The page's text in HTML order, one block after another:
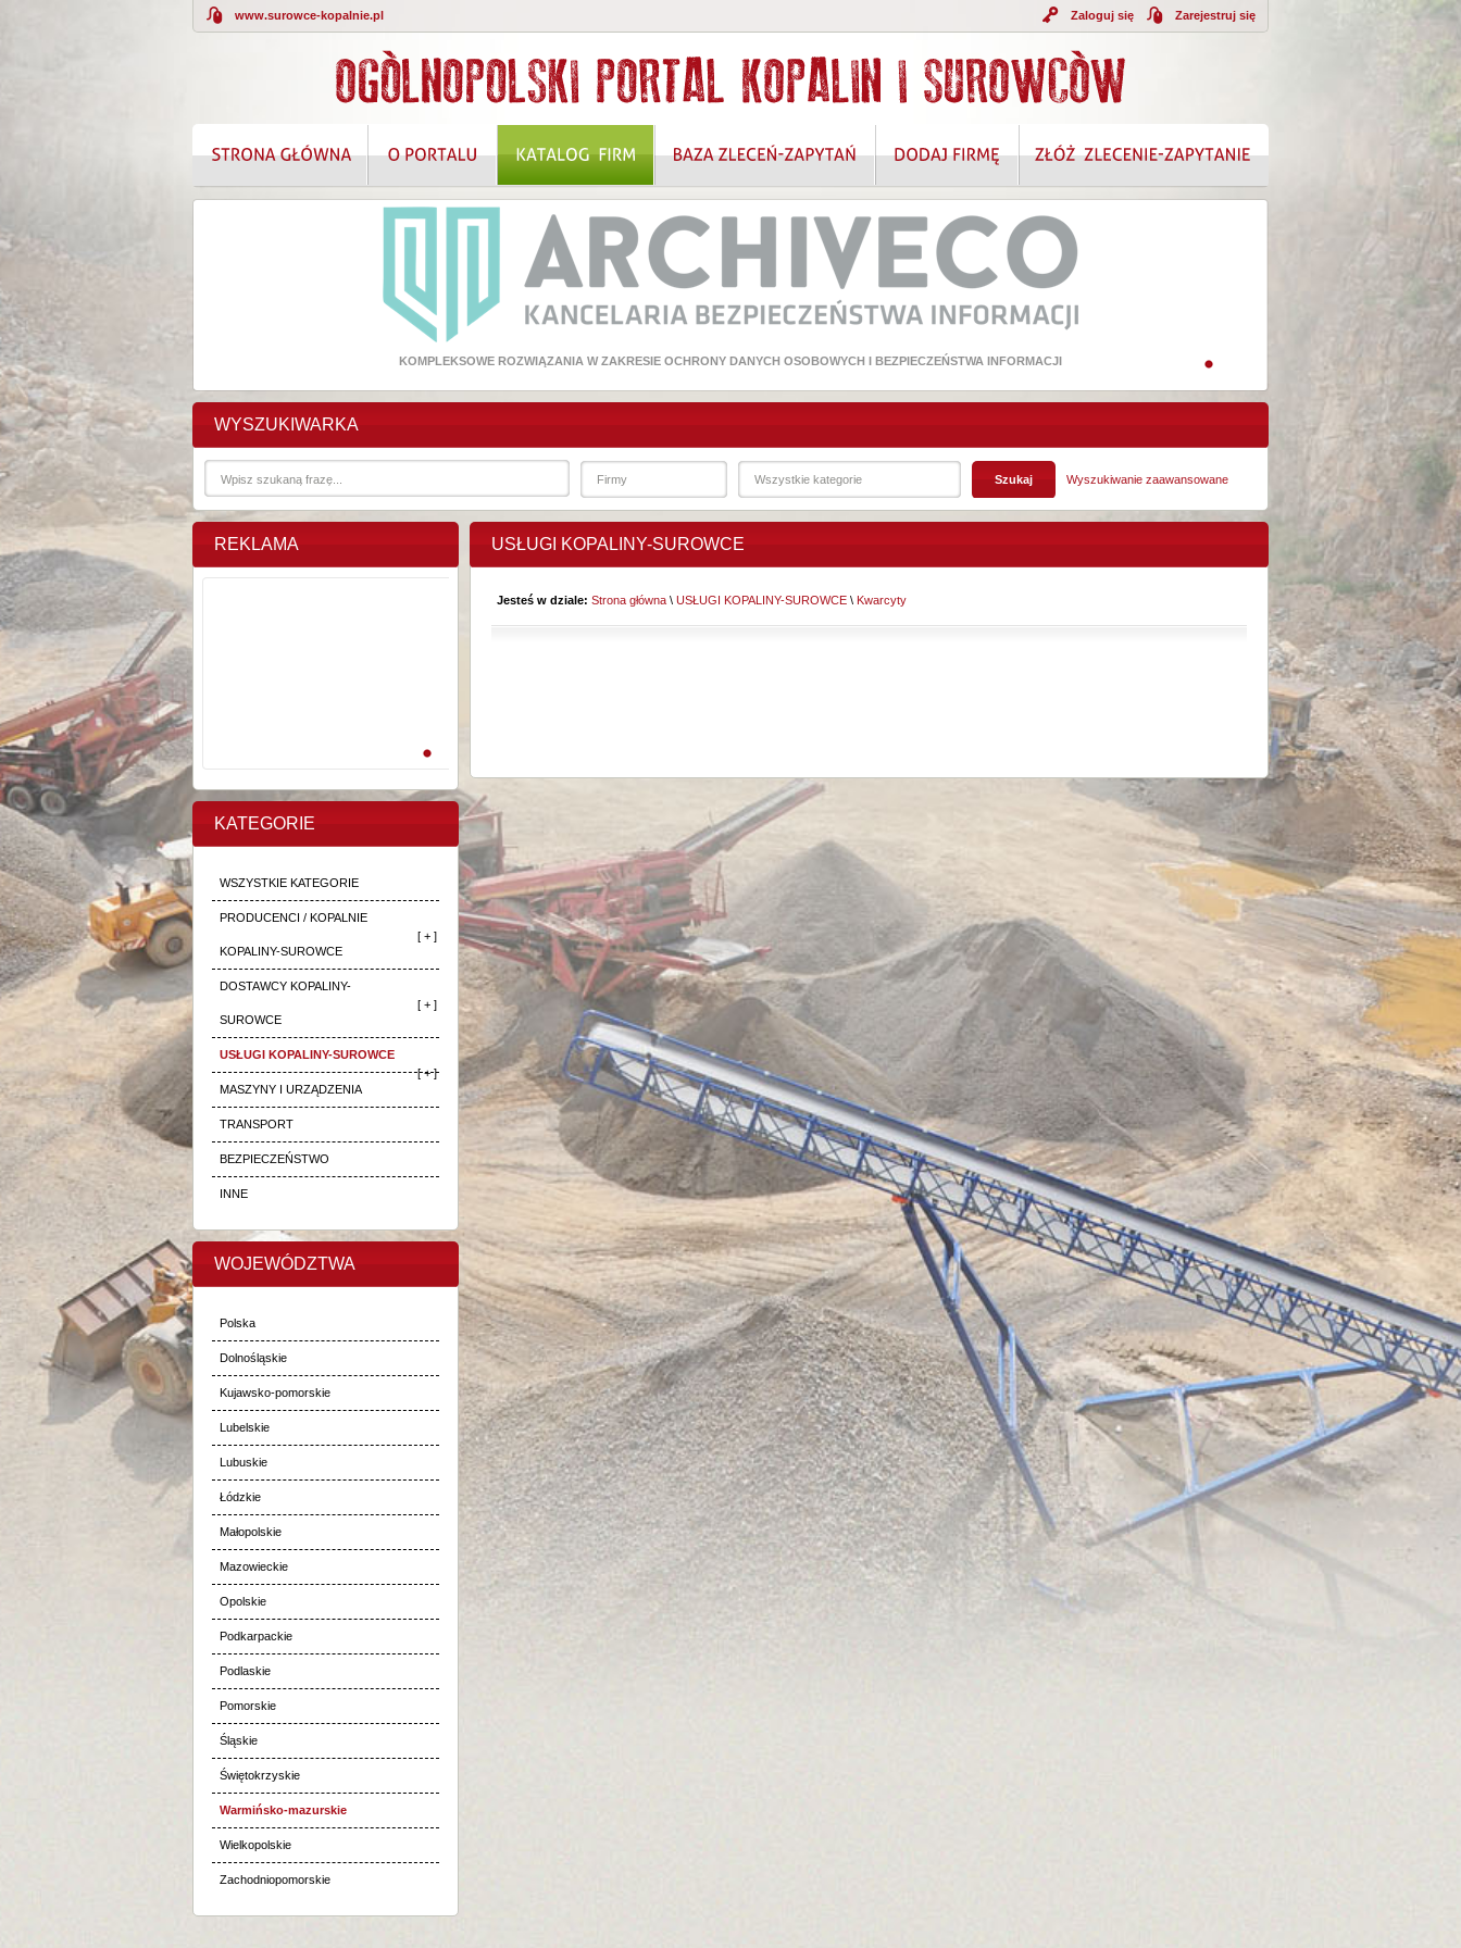
www.surowce-kopalnie.pl Zarejestruj się
Zaloguj się
KOMPLEKSOWE ROZWIĄZANIA W ZAKRESIE OCHRONY DANYCH OSOBOWYCH I BEZPIECZEŃSTWA INFORMACJI
WYSZUKIWARKA
Wyszukiwanie zaawansowane
REKLAMA
KATEGORIE
WSZYSTKIE KATEGORIE
PRODUCENCI / KOPALNIE
KOPALINY-SUROWCE
[ + ]
DOSTAWCY KOPALINY-
SUROWCE
[ + ]
USŁUGI KOPALINY-SUROWCE
[ + ]
MASZYNY I URZĄDZENIA
TRANSPORT
BEZPIECZEŃSTWO
INNE
WOJEWÓDZTWA
Polska
Dolnośląskie
Kujawsko-pomorskie
Lubelskie
Lubuskie
Łódzkie
Małopolskie
Mazowieckie
Opolskie
Podkarpackie
Podlaskie
Pomorskie
Śląskie
Świętokrzyskie
Warmińsko-mazurskie
Wielkopolskie
Zachodniopomorskie
USŁUGI KOPALINY-SUROWCE
Jesteś w dziale: Strona główna \ USŁUGI KOPALINY-SUROWCE \ Kwarcyty